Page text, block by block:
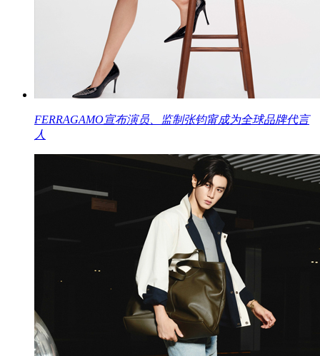
FERRAGAMO宣布演员、监制张钧甯成为全球品牌代言
人